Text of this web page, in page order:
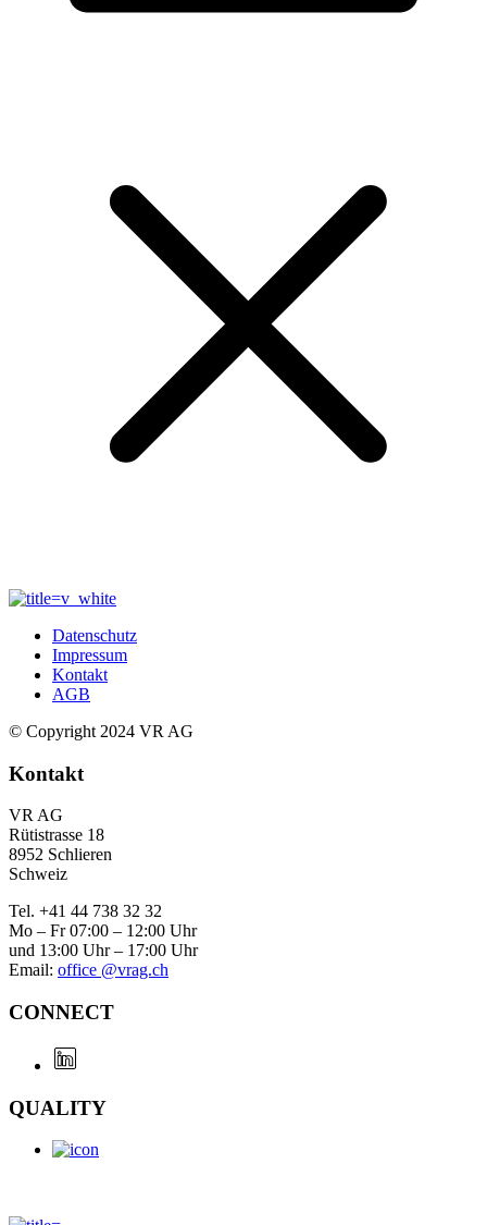
Datenschutz
Impressum
Kontakt
AGB
© Copyright 2024 VR AG
Kontakt
VR AG
Rütistrasse 18
8952 Schlieren
Schweiz
Tel. +41 44 738 32 32
Mo – Fr 07:00 – 12:00 Uhr
und 13:00 Uhr – 17:00 Uhr
Email: office @vrag.ch
CONNECT
QUALITY